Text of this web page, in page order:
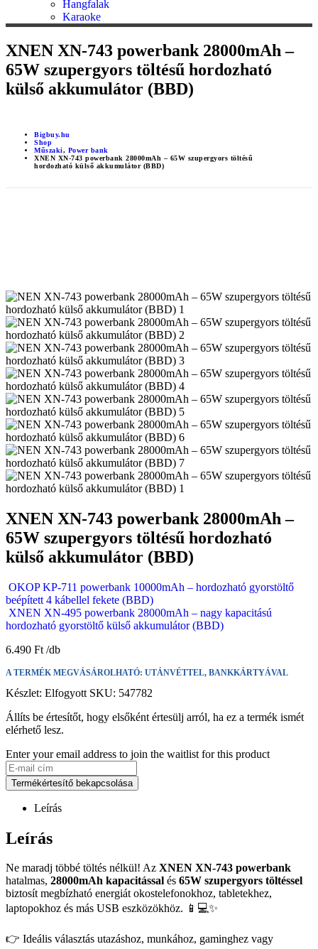
Hangfalak
Karaoke
XNEN XN-743 powerbank 28000mAh –
65W szupergyors töltésű hordozható
külső akkumulátor (BBD)
Bigbuy.hu
Shop
Műszaki, Power bank
XNEN XN-743 powerbank 28000mAh – 65W szupergyors töltésű
hordozható külső akkumulátor (BBD)
XNEN XN-743 powerbank 28000mAh –
65W szupergyors töltésű hordozható
külső akkumulátor (BBD)
OKOP KP-711 powerbank 10000mAh – hordozható gyorstöltő
beépített 4 kábellel fekete (BBD)
XNEN XN-495 powerbank 28000mAh – nagy kapacitású
hordozható gyorstöltő külső akkumulátor (BBD)
6.490 Ft
A TERMÉK MEGVÁSÁROLHATÓ: UTÁNVÉTTEL, BANKKÁRTYÁVAL
Készlet: Elfogyott SKU: 547782
Állíts be értesítőt, hogy elsőként értesülj arról, ha ez a termék ismét
elérhető lesz.
Enter your email address to join the waitlist for this product
Termékértesítő bekapcsolása
Leírás
Leírás
Ne maradj többé töltés nélkül! Az XNEN XN-743 powerbank
hatalmas, 28000mAh kapacitással és 65W szupergyors töltéssel
biztosít megbízható energiát okostelefonokhoz, tabletekhez,
laptopokhoz és más USB eszközökhöz. 📱💻✨
👉 Ideális választás utazáshoz, munkához, gaminghez vagy